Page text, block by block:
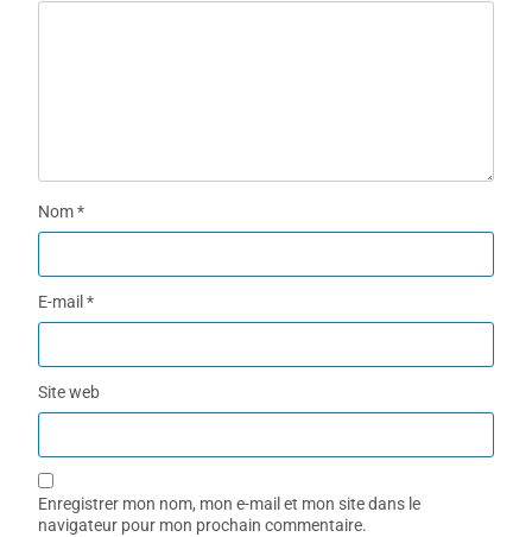
Nom*
E-mail*
Site web
Enregistrer mon nom, mon e-mail et mon site dans le
navigateur pour mon prochain commentaire.